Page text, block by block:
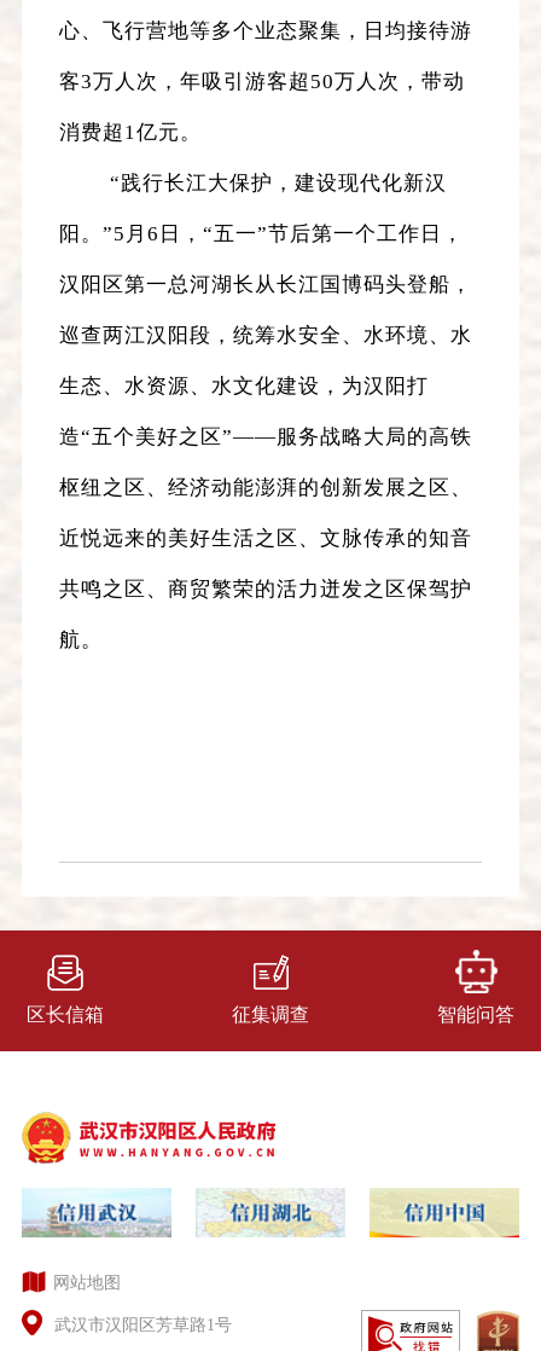
心、飞行营地等多个业态聚集，日均接待游
客3万人次，年吸引游客超50万人次，带动
消费超1亿元。
“践行长江大保护，建设现代化新汉
阳。”5月6日，“五一”节后第一个工作日，
汉阳区第一总河湖长从长江国博码头登船，
巡查两江汉阳段，统筹水安全、水环境、水
生态、水资源、水文化建设，为汉阳打
造“五个美好之区”——服务战略大局的高铁
枢纽之区、经济动能澎湃的创新发展之区、
近悦远来的美好生活之区、文脉传承的知音
共鸣之区、商贸繁荣的活力迸发之区保驾护
航。
区长信箱 征集调查 智能问答
网站地图
武汉市汉阳区芳草路1号